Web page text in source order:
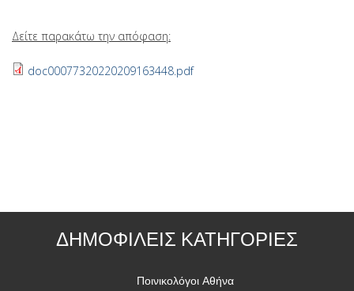
Δείτε παρακάτω την απόφαση:
doc00077320220209163448.pdf
ΔΗΜΟΦΙΛΕΙΣ ΚΑΤΗΓΟΡΙΕΣ
Ποινικολόγοι Αθήνα